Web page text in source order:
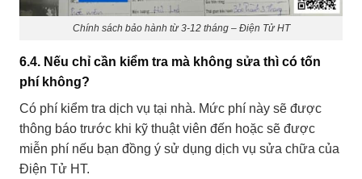
Chính sách bảo hành từ 3-12 tháng – Điện Tử HT
6.4. Nếu chỉ cần kiểm tra mà không sửa thì có tốn
phí không?
Có phí kiểm tra dịch vụ tại nhà. Mức phí này sẽ được
thông báo trước khi kỹ thuật viên đến hoặc sẽ được
miễn phí nếu bạn đồng ý sử dụng dịch vụ sửa chữa của
Điện Tử HT.